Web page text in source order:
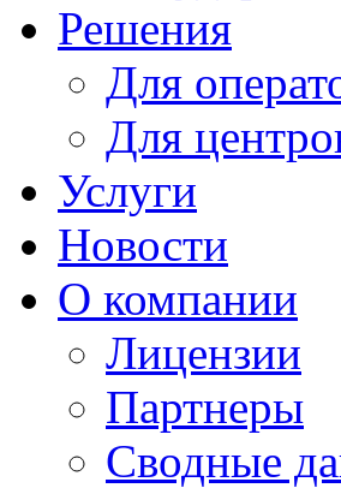
Решения
Для
Для
Услуги
Новости
О компании
Лицензии
Партнеры
Cводные